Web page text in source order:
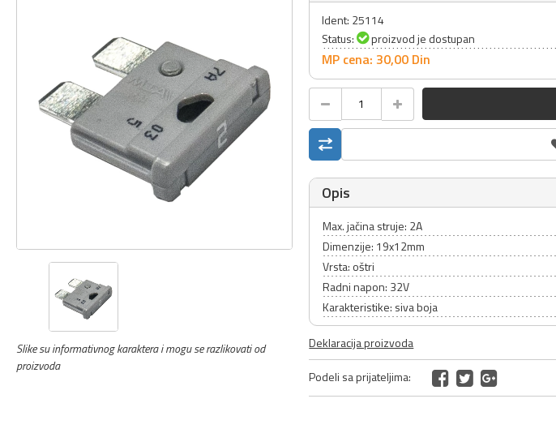
Slike su informativnog karaktera i mogu se razlikovati od
proizvoda
Ident: 25114
Status:
proizvod je dostupan
MP cena: 30,00 Din
Opis
Max. jačina struje: 2A
Dimenzije: 19x12mm
Vrsta: oštri
Radni napon: 32V
Karakteristike: siva boja
Deklaracija proizvoda
Podeli sa prijateljima: